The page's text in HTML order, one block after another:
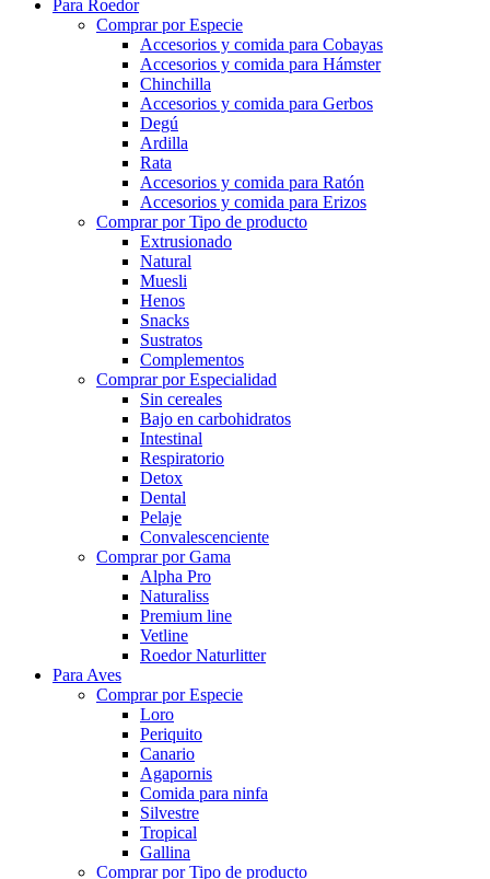
Para Roedor
Comprar por Especie
Accesorios y comida para Cobayas
Accesorios y comida para Hámster
Chinchilla
Accesorios y comida para Gerbos
Degú
Ardilla
Rata
Accesorios y comida para Ratón
Accesorios y comida para Erizos
Comprar por Tipo de producto
Extrusionado
Natural
Muesli
Henos
Snacks
Sustratos
Complementos
Comprar por Especialidad
Sin cereales
Bajo en carbohidratos
Intestinal
Respiratorio
Detox
Dental
Pelaje
Convalescenciente
Comprar por Gama
Alpha Pro
Naturaliss
Premium line
Vetline
Roedor Naturlitter
Para Aves
Comprar por Especie
Loro
Periquito
Canario
Agapornis
Comida para ninfa
Silvestre
Tropical
Gallina
Comprar por Tipo de producto